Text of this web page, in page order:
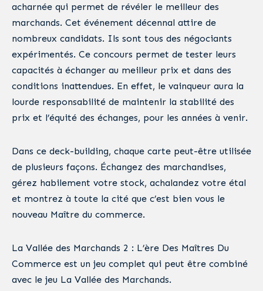
acharnée qui permet de révéler le meilleur des
marchands. Cet événement décennal attire de
nombreux candidats. Ils sont tous des négociants
expérimentés. Ce concours permet de tester leurs
capacités à échanger au meilleur prix et dans des
conditions inattendues. En effet, le vainqueur aura la
lourde responsabilité de maintenir la stabilité des
prix et l’équité des échanges, pour les années à venir.
Dans ce deck-building, chaque carte peut-être utilisée
de plusieurs façons. Échangez des marchandises,
gérez habilement votre stock, achalandez votre étal
et montrez à toute la cité que c’est bien vous le
nouveau Maître du commerce.
La Vallée des Marchands 2 : L’ère Des Maîtres Du
Commerce est un jeu complet qui peut être combiné
avec le jeu La Vallée des Marchands.